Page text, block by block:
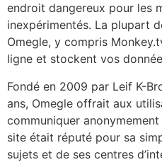
endroit dangereux pour les
inexpérimentés. La plupart
Omegle, y compris
ligne et stockent vos
Fondé en 2009 par Leif K-
ans, Omegle offrait aux
communiquer
site était réputé pour sa
sujets et de ses centres